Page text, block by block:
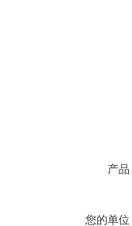
产品
您的单位